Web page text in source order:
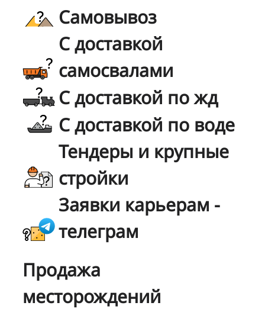
Самовывоз
С доставкой
самосвалами
С доставкой по жд
С доставкой по воде
Тендеры и крупные
стройки
Заявки карьерам -
телеграм
Продажа
месторождений